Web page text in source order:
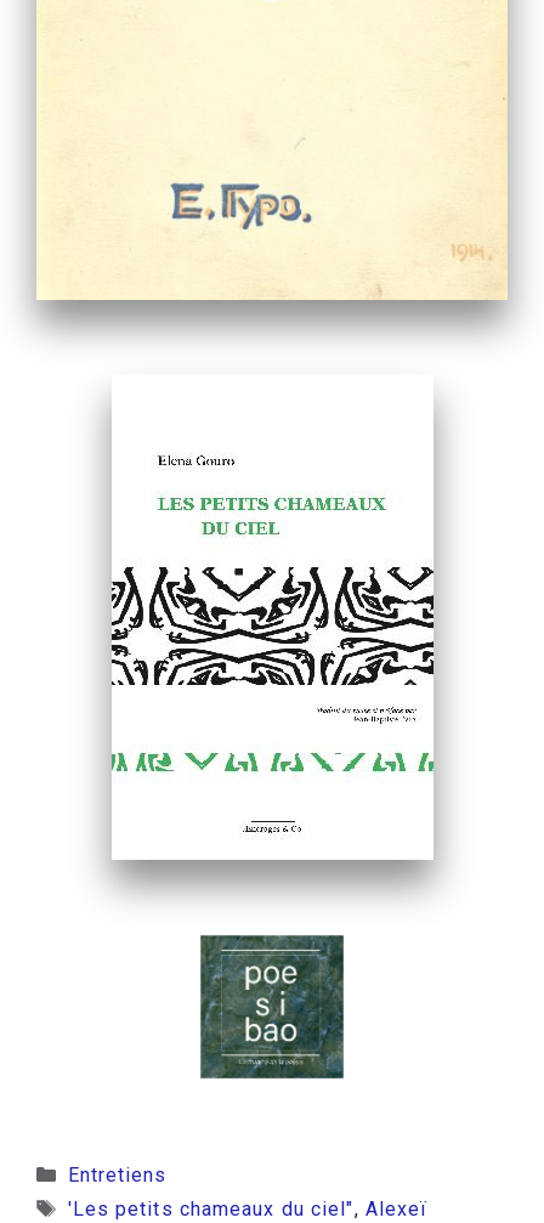
Catégories
Entretiens
Étiquettes
'Les petits chameaux du ciel", Alexeï